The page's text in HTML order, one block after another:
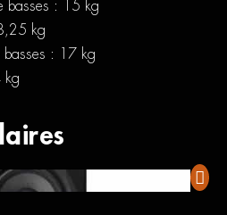
basses : 15 kg
kg
basses : 17 kg
kg